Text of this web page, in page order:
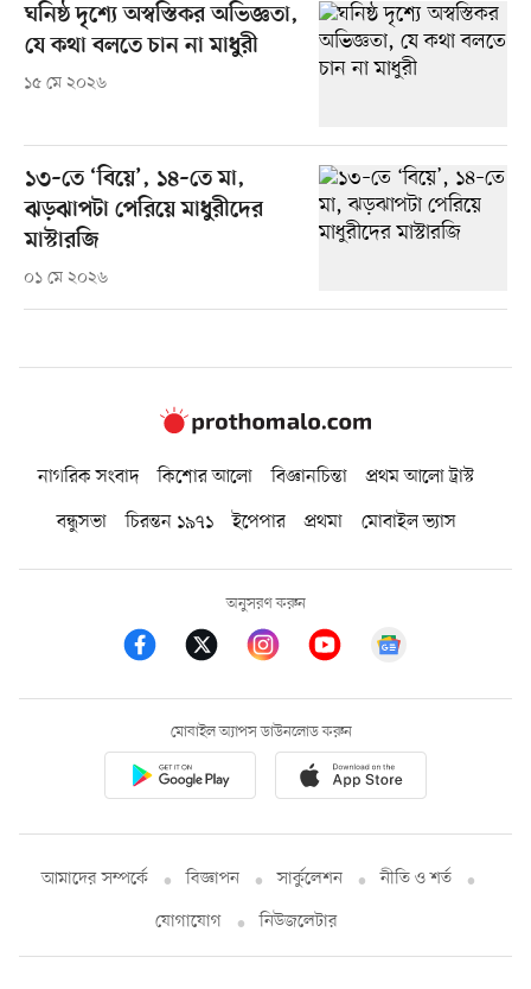
ঘনিষ্ঠ দৃশ্যে অস্বস্তিকর অভিজ্ঞতা,
যে কথা বলতে চান না মাধুরী
১৫ মে ২০২৬
১৩–তে ‘বিয়ে’, ১৪–তে মা,
ঝড়ঝাপটা পেরিয়ে মাধুরীদের
মাস্টারজি
০১ মে ২০২৬
নাগরিক সংবাদ কিশোর আলো বিজ্ঞানচিন্তা
প্রথম আলো ট্রাস্ট
বন্ধুসভা
চিরন্তন ১৯৭১ ইপেপার প্রথমা মোবাইল ভ্যাস
অনুসরণ করুন
মোবাইল অ্যাপস ডাউনলোড করুন
আমাদের সম্পর্কে বিজ্ঞাপন সার্কুলেশন
নীতি ও শর্ত
যোগাযোগ
নিউজলেটার